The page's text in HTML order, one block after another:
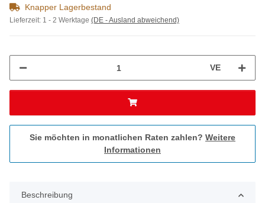
Knapper Lagerbestand
Lieferzeit: 1 - 2 Werktage (DE - Ausland abweichend)
VE
Sie möchten in monatlichen Raten zahlen? Weitere
Informationen
Beschreibung